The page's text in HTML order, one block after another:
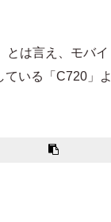
とは言え、モバイ
いる「C720」よ